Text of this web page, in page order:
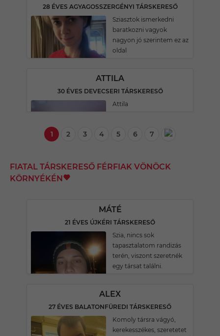
28 ÉVES AGYAGOSSZERGÉNYI TÁRSKERESŐ
Sziasztok ismerkedni
baratkozni vagyok
nagyon jó szerintem ez az
oldal
ATTILA
30 ÉVES DEVECSERI TÁRSKERESŐ
Attila
1 2 3 4 5 6 7
FIATAL TÁRSKERESŐ FÉRFIAK VÖNÖCK
KÖRNYÉKÉN
MÁTÉ
21 ÉVES ÚJKÉRI TÁRSKERESŐ
Szia, nincs sok
tapasztalatom randizás
terén, viszont szeretnék
egy társat találni.
ALEX
27 ÉVES BALATONFÜREDI TÁRSKERESŐ
Komoly társra vágyó,
kerekesszékes, szeretetet